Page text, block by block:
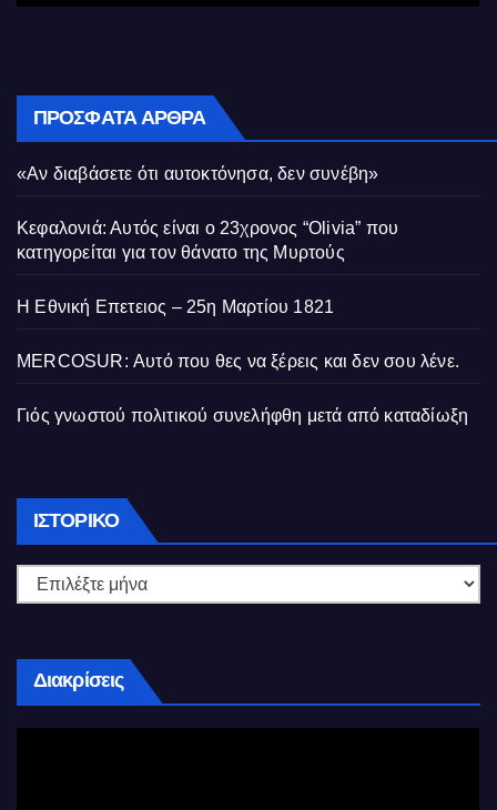
ΠΡΌΣΦΑΤΑ ΆΡΘΡΑ
«Αν διαβάσετε ότι αυτοκτόνησα, δεν συνέβη»
Κεφαλονιά: Αυτός είναι ο 23χρονος “Olivia” που
κατηγορείται για τον θάνατο της Μυρτούς
Η Εθνική Επετειος – 25η Μαρτίου 1821
MERCOSUR: Αυτό που θες να ξέρεις και δεν σου λένε.
Γιός γνωστού πολιτικού συνελήφθη μετά από καταδίωξη
ΙΣΤΟΡΙΚΌ Ιστορικό
Διακρίσεις